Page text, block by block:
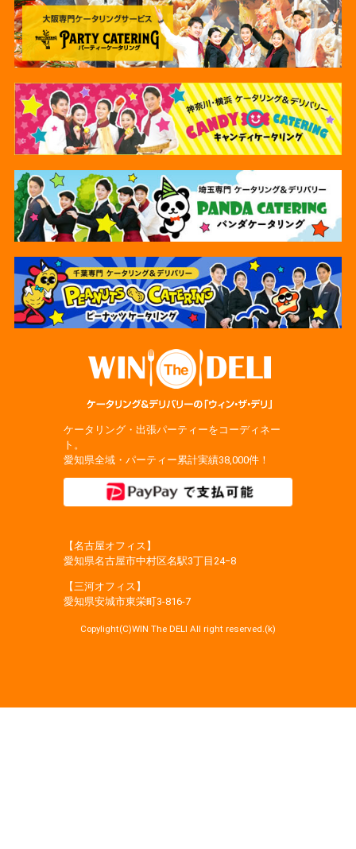
ケータリング・出張パーティーをコーディネー
ト。
愛知県全域・パーティー累計実績38,000件！
【名古屋オフィス】
愛知県名古屋市中村区名駅3丁目24−8
【三河オフィス】
愛知県安城市東栄町3‐816‐7
Copylight(C)WIN The DELI All right reserved.(k)